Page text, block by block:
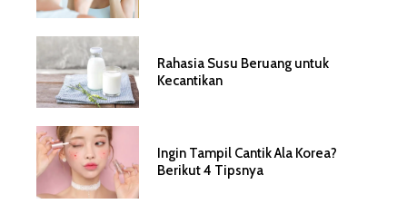
Rahasia Susu Beruang untuk
Kecantikan
Ingin Tampil Cantik Ala Korea?
Berikut 4 Tipsnya